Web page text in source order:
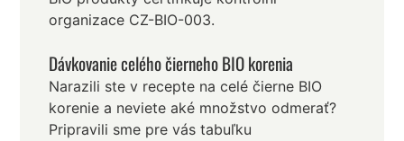
organizace CZ-BIO-003.
Dávkovanie celého čierneho BIO korenia
Narazili ste v recepte na celé čierne BIO
korenie a neviete aké množstvo odmerať?
Pripravili sme pre vás tabuľku